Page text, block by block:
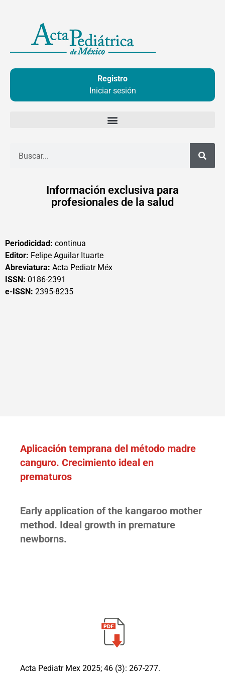
contenido
Registro
Iniciar sesión
Información exclusiva para
profesionales de la salud
Periodicidad: continua
Editor: Felipe Aguilar Ituarte
Abreviatura: Acta Pediatr Méx
ISSN: 0186-2391
e-ISSN: 2395-8235
Aplicación temprana del método madre
canguro. Crecimiento ideal en
prematuros
Early application of the kangaroo mother
method. Ideal growth in premature
newborns.
Acta Pediatr Mex 2025; 46 (3): 267-277.